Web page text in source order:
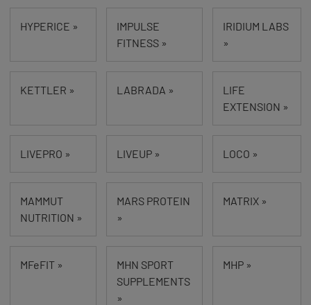
HYPERICE »
IMPULSE
FITNESS »
IRIDIUM LABS
»
KETTLER » LABRADA »
LIFE
EXTENSION »
LIVEPRO » LIVEUP » LOCO »
MAMMUT
NUTRITION »
MARS PROTEIN
»
MATRIX »
MFeFIT »
MHN SPORT
SUPPLEMENTS
»
MHP »